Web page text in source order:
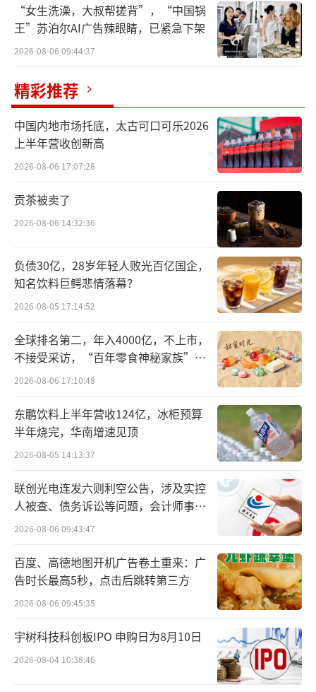
作为中国举办的规模最大、层次最高的互
联网大会，从2014年举办首届至今，世界互联
网大会乌镇峰会已连续成功举办十年，已成为
推动构建网络空间命运共同体和网络强国、数
字中国建设的生动样板、展示窗口和交流平
台。
今年也是乌镇峰会迈入的第11个年头。据
了解，本届乌镇峰会将聚焦人工智能技术、产
业发展及其对人类经济社会的影响，还将围绕
全球发展倡议、数字经济、开源生态发展、数
据治理、人工智能技术创新与治理、青年与数
字未来等议题举办24场分论坛。
（责任编辑：zx028
“女生洗澡，大叔帮搓背”，“中国锅
王”苏泊尔AI广告辣眼睛，已紧急下架
2026-08-06 09:44:37
精彩推荐
中国内地市场托底，太古可口可乐2026
上半年营收创新高
2026-08-06 17:07:28
贡茶被卖了
2026-08-06 14:32:36
负债30亿，28岁年轻人败光百亿国企，
知名饮料巨鳄悲情落幕？
2026-08-05 17:14:52
全球排名第二，年入4000亿，不上市，
不接受采访，“百年零食神秘家族”浮
出水面？
2026-08-06 17:10:48
东鹏饮料上半年营收124亿，冰柜预算
半年烧完，华南增速见顶
2026-08-05 14:13:37
联创光电连发六则利空公告，涉及实控
人被查、债务诉讼等问题，会计师事务
所曾出具“保留意见”
2026-08-06 09:43:47
百度、高德地图开机广告卷土重来：广
告时长最高5秒，点击后跳转第三方
2026-08-06 09:45:35
宇树科技科创板IPO 申购日为8月10日
2026-08-04 10:38:46